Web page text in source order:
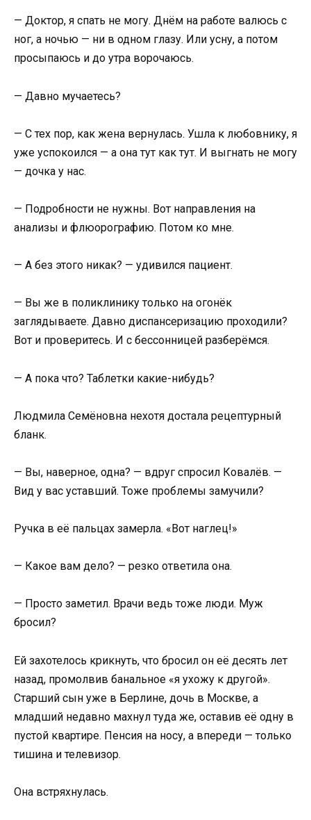
— Доктор, я спать не могу. Днём на работе валюсь с
ног, а ночью — ни в одном глазу. Или усну, а потом
просыпаюсь и до утра ворочаюсь.
— Давно мучаетесь?
— С тех пор, как жена вернулась. Ушла к любовнику, я
уже успокоился — а она тут как тут. И выгнать не могу
— дочка у нас.
— Подробности не нужны. Вот направления на
анализы и флюорографию. Потом ко мне.
— А без этого никак? — удивился пациент.
— Вы же в поликлинику только на огонёк
заглядываете. Давно диспансеризацию проходили?
Вот и проверитесь. И с бессонницей разберёмся.
— А пока что? Таблетки какие-нибудь?
Людмила Семёновна нехотя достала рецептурный
бланк.
— Вы, наверное, одна? — вдруг спросил Ковалёв. —
Вид у вас уставший. Тоже проблемы замучили?
Ручка в её пальцах замерла. «Вот наглец!»
— Какое вам дело? — резко ответила она.
— Просто заметил. Врачи ведь тоже люди. Муж
бросил?
Ей захотелось крикнуть, что бросил он её десять лет
назад, промолвив банальное «я ухожу к другой».
Старший сын уже в Берлине, дочь в Москве, а
младший недавно махнул туда же, оставив её одну в
пустой квартире. Пенсия на носу, а впереди — только
тишина и телевизор.
Она встряхнулась.